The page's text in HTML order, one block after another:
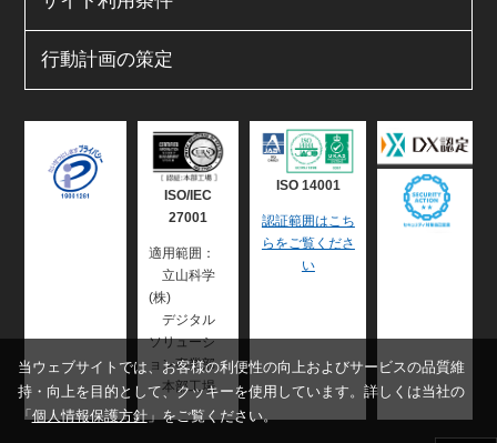
行動計画の策定
ISO/IEC
27001
適用範囲：
立山科学
(株)
デジタル
ソリューシ
ョン事業部
本部工場
ISO 14001
認証範囲はこち
らをご覧くださ
い
当ウェブサイトでは、お客様の利便性の向上およびサービスの品質維
持・向上を目的として、クッキーを使用しています。詳しくは当社の
「個人情報保護方針」をご覧ください。